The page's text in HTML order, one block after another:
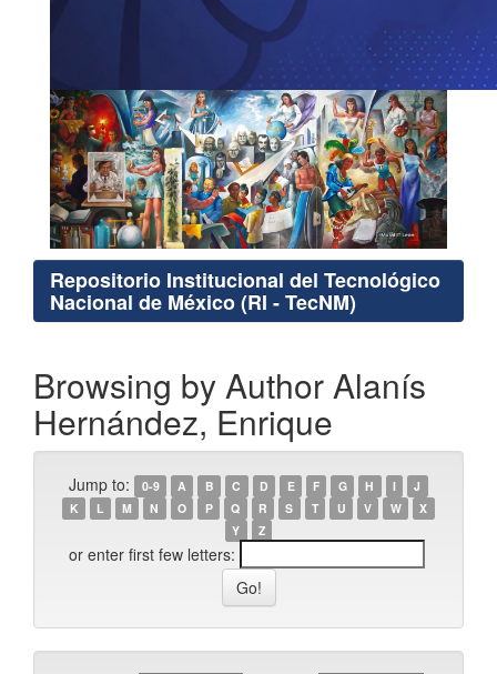
Repositorio Institucional del Tecnológico
Nacional de México (RI - TecNM)
Browsing by Author Alanís
Hernández, Enrique
Jump to: 0-9 A B C D E F G H I
J
K
L M N O P Q R S T U V W
X
Y
Z
or enter first few letters: